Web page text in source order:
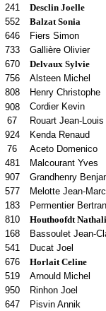
241
Desclin Joelle
552
Balzat Sonia
646
Fiers Simon
733
Gallière Olivier
670
Delvaux Sylvie
756
Alsteen Michel
808
Henry Christophe
908
Cordier Kevin
67
Rouart Jean-Louis
924
Kenda Renaud
76
Aceto Domenico
481
Malcourant Yves
907
Grandhenry
577
Melotte Jean-Marc
183
Permentier
810
Houthoofdt
168
Bassoulet Jean-
541
Ducat Joel
676
Horlait Celine
519
Arnould Michel
950
Rinhon Joel
647
Pisvin Annik